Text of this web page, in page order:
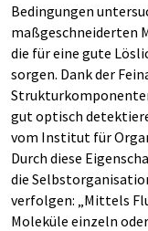
Bedingungen
maßgeschneiderten
die für eine gute
sorgen. Dank der
gut optisch
vom Institut für
Durch diese
die
verfolgen: „Mittels
Moleküle einzeln